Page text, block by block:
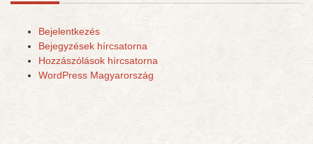
Bejelentkezés
Bejegyzések hírcsatorna
Hozzászólások hírcsatorna
WordPress Magyarország